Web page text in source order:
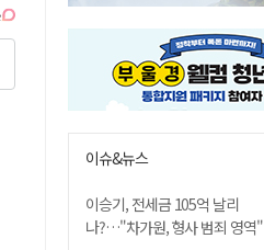
이슈&뉴스
이승기, 전세금 105억 날리
나?…"차가원, 형사 범죄 영역"